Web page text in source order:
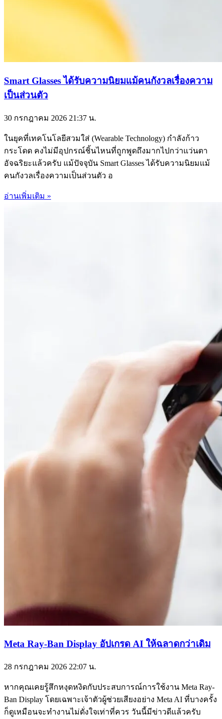
Smart Glasses ได้รับความนิยมแม้คนกังวลเรื่องความ
เป็นส่วนตัว
30 กรกฎาคม 2026 21:37 น.
ในยุคที่เทคโนโลยีสวมใส่ (Wearable Technology) กำลังก้าว
กระโดด คงไม่มีอุปกรณ์ชิ้นไหนที่ถูกพูดถึงมากไปกว่าแว่นตา
อัจฉริยะแล้วครับ แม้ปัจจุบัน Smart Glasses ได้รับความนิยมแม้
คนกังวลเรื่องความเป็นส่วนตัว อ
อ่านเพิ่มเติม »
Meta Ray-Ban Display อัปเกรด AI ให้ฉลาดกว่าเดิม
28 กรกฎาคม 2026 22:07 น.
หากคุณเคยรู้สึกหงุดหงิดกับประสบการณ์การใช้งาน Meta Ray-
Ban Display โดยเฉพาะเจ้าตัวผู้ช่วยเสียงอย่าง Meta AI ที่บางครั้ง
ก็ดูเหมือนจะทำงานไม่ดั่งใจเท่าที่ควร วันนี้มีข่าวดีแล้วครับ